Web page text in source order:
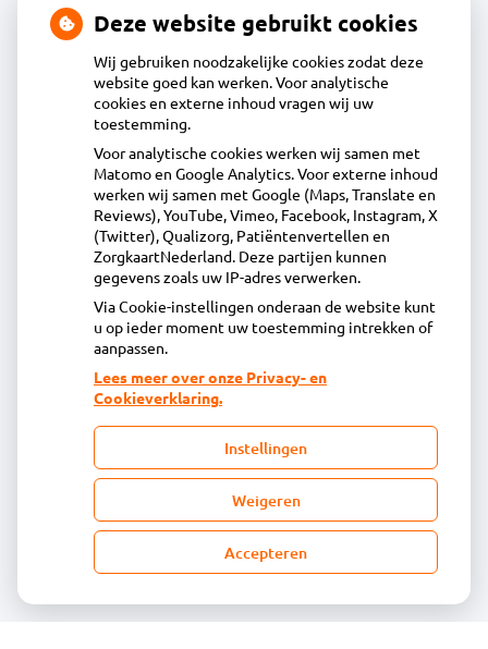
Acdapha Apotheek De Mare
Wielingenweg 1, 1826BC Alkmaar
072-5618440
info@apotheekdemare.nl
Inschrijven
Centrale administratie
Heeft u vragen of opmerkingen over uw
toegestuurde rekening van de apotheek?
declaratie@acdaphagroep.nl
onze
facebook
Deze website gebruikt cookies
Wij gebruiken noodzakelijke cookies zodat deze
website goed kan werken. Voor analytische
cookies en externe inhoud vragen wij uw
toestemming.
Voor analytische cookies werken wij samen met
Matomo en Google Analytics. Voor externe inhoud
werken wij samen met Google (Maps, Translate en
Reviews), YouTube, Vimeo, Facebook, Instagram, X
(Twitter), Qualizorg, Patiëntenvertellen en
ZorgkaartNederland. Deze partijen kunnen
gegevens zoals uw IP-adres verwerken.
Via Cookie-instellingen onderaan de website kunt
u op ieder moment uw toestemming intrekken of
aanpassen.
Lees meer over onze Privacy- en
Cookieverklaring.
Instellingen
Weigeren
Accepteren